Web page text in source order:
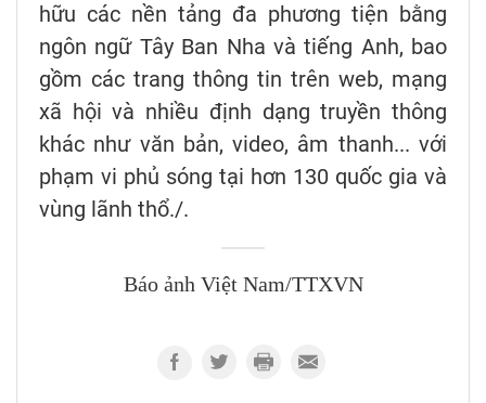
hữu các nền tảng đa phương tiện bằng
ngôn ngữ Tây Ban Nha và tiếng Anh, bao
gồm các trang thông tin trên web, mạng
xã hội và nhiều định dạng truyền thông
khác như văn bản, video, âm thanh... với
phạm vi phủ sóng tại hơn 130 quốc gia và
vùng lãnh thổ./.
Báo ảnh Việt Nam/TTXVN